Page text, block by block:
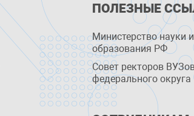
ПОЛЕЗНЫЕ
Министерство науки
образования РФ
Совет ректоров
федерального округа